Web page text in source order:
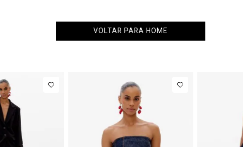
VOLTAR PARA HOME